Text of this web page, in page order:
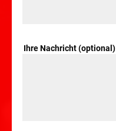
Ihre Nachricht (optional)